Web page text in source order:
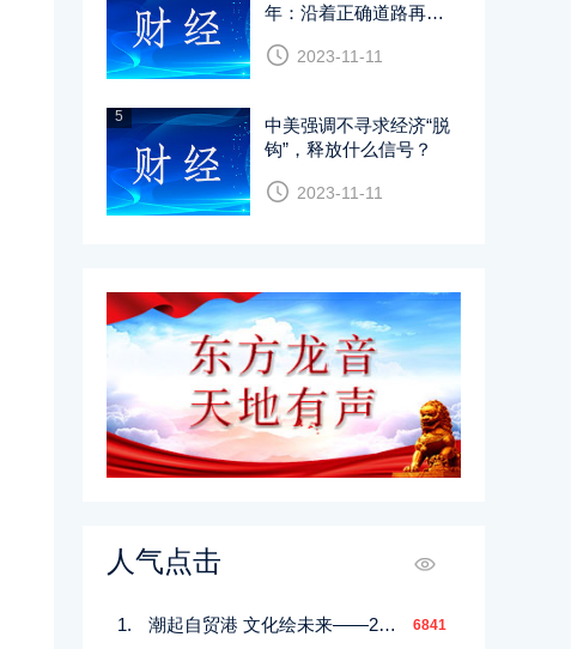
年：沿着正确道路再创
2023-11-11
5
中美强调不寻求经济“脱
钩”，释放什么信号？
2023-11-11
人气点击
潮起自贸港 文化绘未来——2025第十届三亚国际文博会将于12月26日盛大启幕 6841